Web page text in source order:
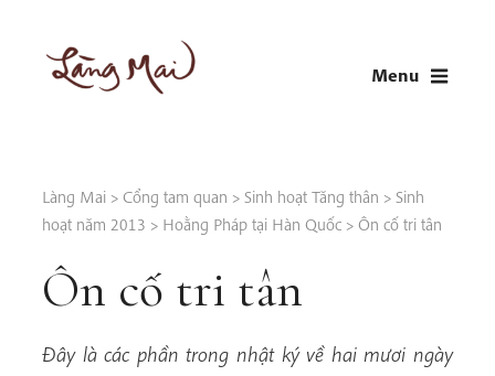
content
Menu
Làng Mai > Cổng tam quan > Sinh hoạt Tăng thân > Sinh
hoạt năm 2013 > Hoằng Pháp tại Hàn Quốc > Ôn cố tri tân
Ôn cố tri tân
Đây là các phần trong nhật ký về hai mươi ngày